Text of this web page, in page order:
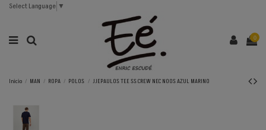
Select Language ▼
0
Inicio MAN ROPA POLOS JJEPAULOS TEE SS CREW NEC NOOS AZUL MARINO